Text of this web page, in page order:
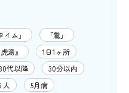
ム」
「驚」
湯』
1日1ヶ所
代以降
30分以内
人
5月病